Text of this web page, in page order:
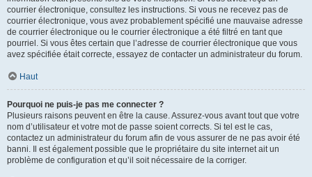
courrier électronique, consultez les instructions. Si vous ne recevez pas de
courrier électronique, vous avez probablement spécifié une mauvaise adresse
de courrier électronique ou le courrier électronique a été filtré en tant que
pourriel. Si vous êtes certain que l’adresse de courrier électronique que vous
avez spécifiée était correcte, essayez de contacter un administrateur du forum.
Haut
Pourquoi ne puis-je pas me connecter ?
Plusieurs raisons peuvent en être la cause. Assurez-vous avant tout que votre
nom d’utilisateur et votre mot de passe soient corrects. Si tel est le cas,
contactez un administrateur du forum afin de vous assurer de ne pas avoir été
banni. Il est également possible que le propriétaire du site internet ait un
problème de configuration et qu’il soit nécessaire de la corriger.